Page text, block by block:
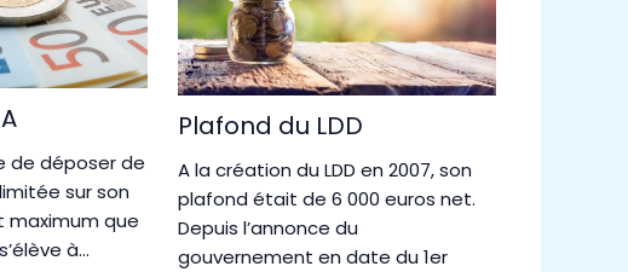
de déposer de
sur son
maximum que
à…
Plafond du LDD
A la création du LDD en 2007, son
plafond était de 6 000 euros net.
Depuis l’annonce du
gouvernement en date du 1er